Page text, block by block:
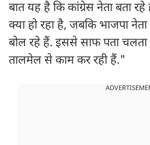
बात यह है कि कांग्रेस नेता बता
क्या हो रहा है, जबकि भाजपा
बोल रहे हैं. इससे साफ पता चलता है
तालमेल से काम कर रही हैं."